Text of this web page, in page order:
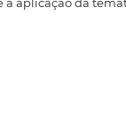
a aplicação da